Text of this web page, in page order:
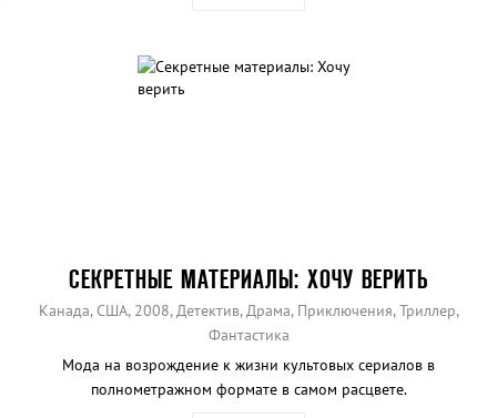
СЕКРЕТНЫЕ МАТЕРИАЛЫ: ХОЧУ ВЕРИТЬ
Канада, США, 2008, Детектив, Драма, Приключения, Триллер,
Фантастика
Мода на возрождение к жизни культовых сериалов в
полнометражном формате в самом расцвете.